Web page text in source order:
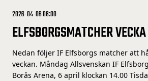
2026-04-06 08:00
ELFSBORGSMATCHER
Nedan följer IF Elfsborgs matcher att
veckan. Måndag Allsvenskan IF
Borås Arena, 6 april klockan 14.00